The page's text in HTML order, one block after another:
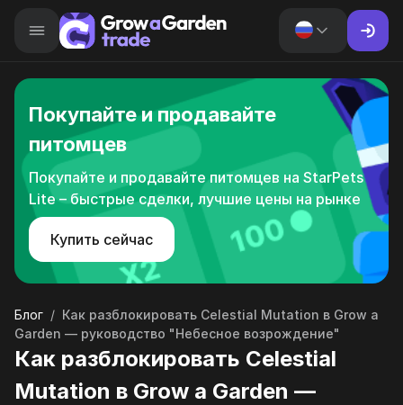
Покупайте и продавайте
питомцев
Покупайте и продавайте питомцев на StarPets
Lite – быстрые сделки, лучшие цены на рынке
Купить сейчас
Блог / Как разблокировать Celestial Mutation в Grow a
Garden — руководство "Небесное возрождение"
Как разблокировать Celestial
Mutation в Grow a Garden —